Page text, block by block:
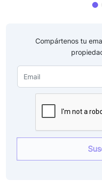
Compártenos tu